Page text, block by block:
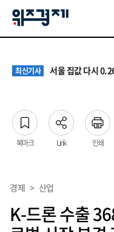
최신기사 서울 집값 다시
최신기사 원·하청 교섭 갈등에
최신기사 청소년 혐오 표현,
북마크 Link 인쇄
경제 > 산업
K-드론 수출